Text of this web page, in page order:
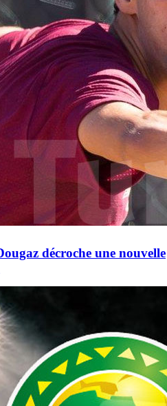
décroche une nouvelle